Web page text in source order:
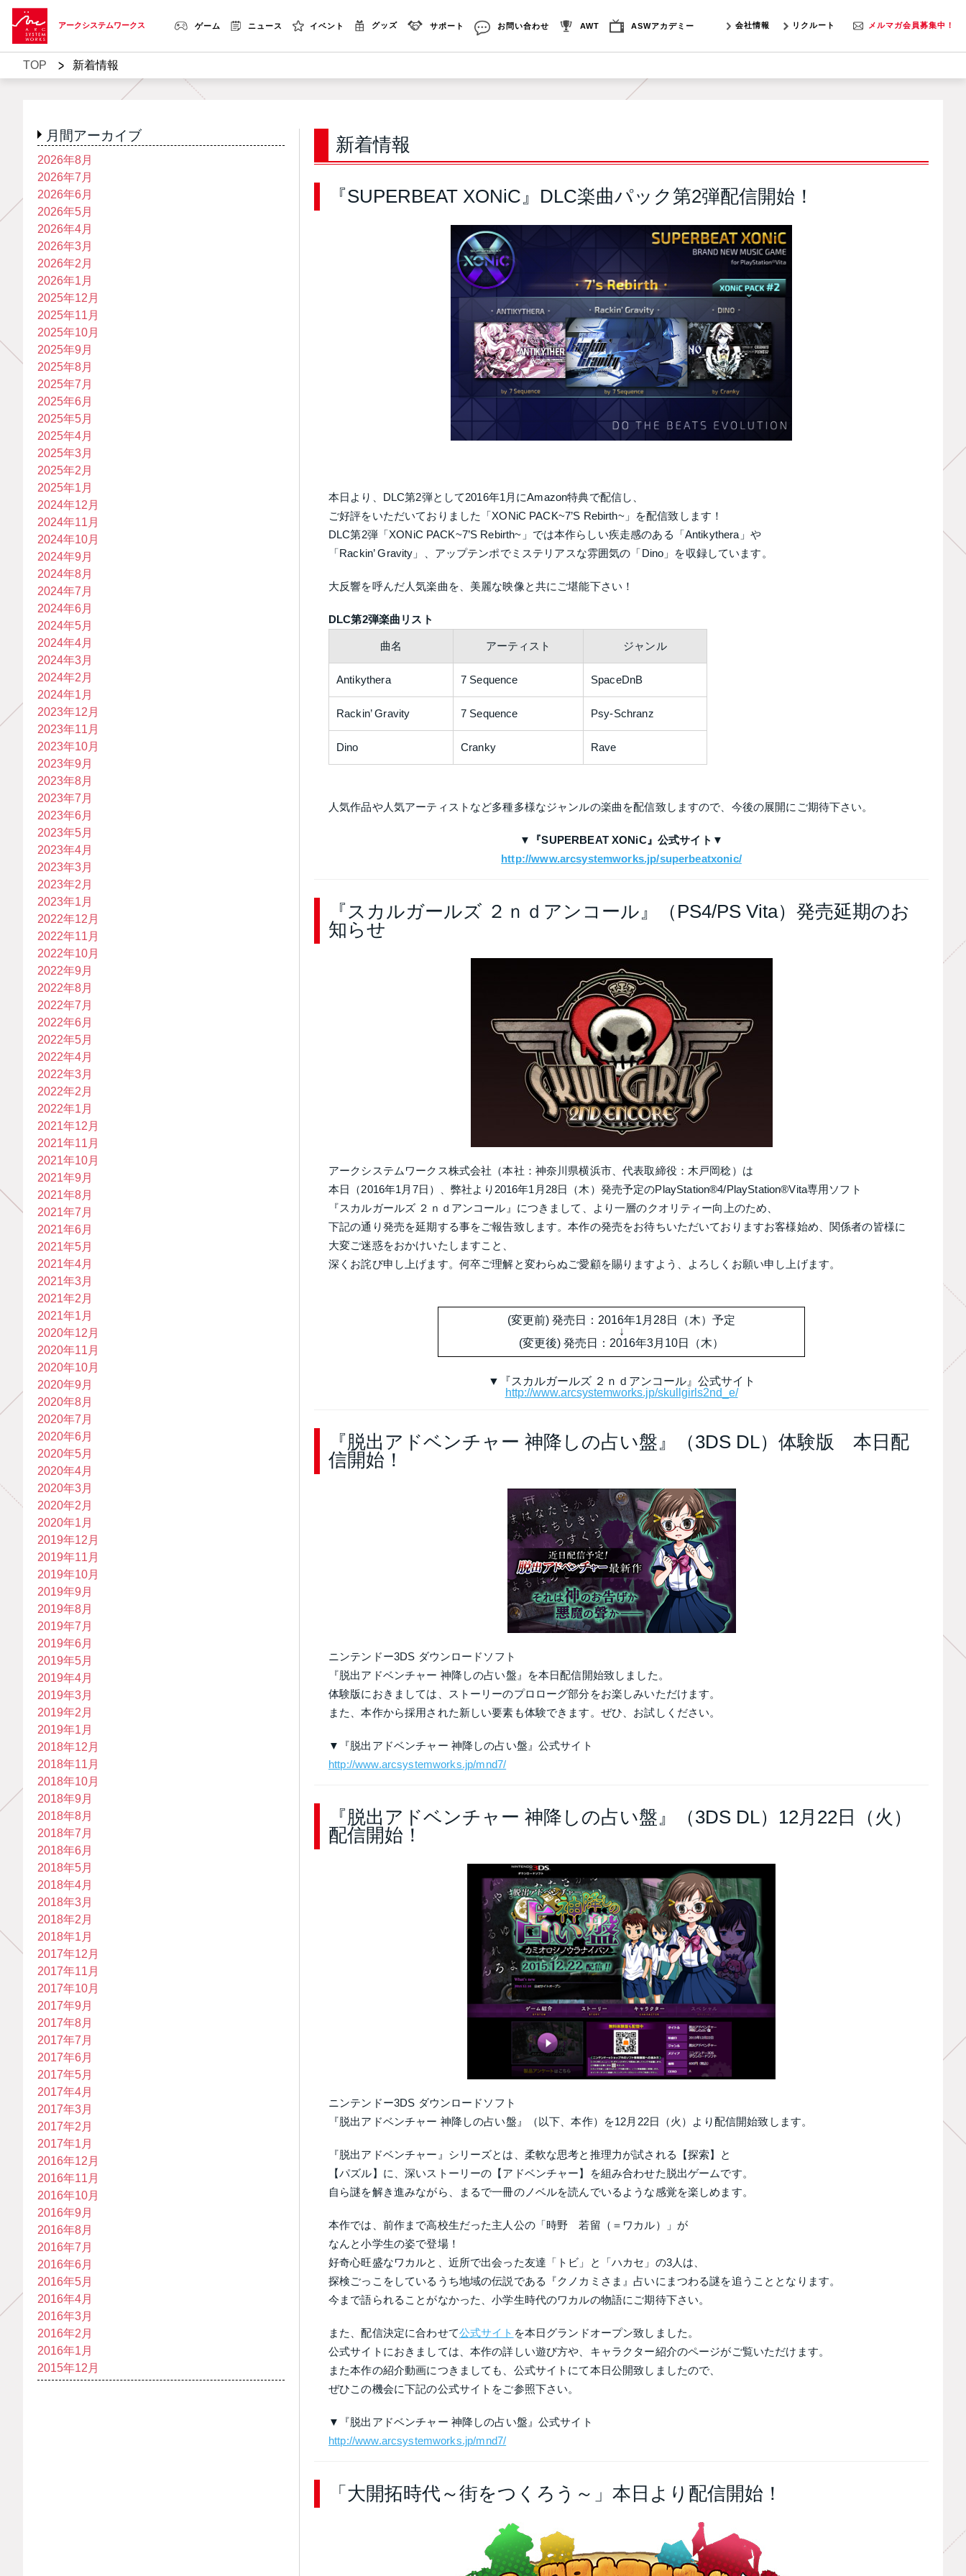
アークシステムワークス ゲーム ニュース イベント グッズ サポート お問い合わせ AWT ASWアカデミー 会社情報 リクルート メルマガ会員募集中！
TOP > 新着情報
月間アーカイブ
2026年8月
2026年7月
2026年6月
2026年5月
2026年4月
2026年3月
2026年2月
2026年1月
2025年12月
2025年11月
2025年10月
2025年9月
2025年8月
2025年7月
2025年6月
2025年5月
2025年4月
2025年3月
2025年2月
2025年1月
2024年12月
2024年11月
2024年10月
2024年9月
2024年8月
2024年7月
2024年6月
2024年5月
2024年4月
2024年3月
2024年2月
2024年1月
2023年12月
2023年11月
2023年10月
2023年9月
2023年8月
2023年7月
2023年6月
2023年5月
2023年4月
2023年3月
2023年2月
2023年1月
2022年12月
2022年11月
2022年10月
2022年9月
2022年8月
2022年7月
2022年6月
2022年5月
2022年4月
2022年3月
2022年2月
2022年1月
2021年12月
2021年11月
2021年10月
2021年9月
2021年8月
2021年7月
2021年6月
2021年5月
2021年4月
2021年3月
2021年2月
2021年1月
2020年12月
2020年11月
2020年10月
2020年9月
2020年8月
2020年7月
2020年6月
2020年5月
2020年4月
2020年3月
2020年2月
2020年1月
2019年12月
2019年11月
2019年10月
2019年9月
2019年8月
2019年7月
2019年6月
2019年5月
2019年4月
2019年3月
2019年2月
2019年1月
2018年12月
2018年11月
2018年10月
2018年9月
2018年8月
2018年7月
2018年6月
2018年5月
2018年4月
2018年3月
2018年2月
2018年1月
2017年12月
2017年11月
2017年10月
2017年9月
2017年8月
2017年7月
2017年6月
2017年5月
2017年4月
2017年3月
2017年2月
2017年1月
2016年12月
2016年11月
2016年10月
2016年9月
2016年8月
2016年7月
2016年6月
2016年5月
2016年4月
2016年3月
2016年2月
2016年1月
2015年12月
新着情報
『SUPERBEAT XONiC』DLC楽曲パック第2弾配信開始！
本日より、DLC第2弾として2016年1月にAmazon特典で配信し、
ご好評をいただいておりました「XONiC PACK~7’S Rebirth~」を配信致します！
DLC第2弾「XONiC PACK~7’S Rebirth~」では本作らしい疾走感のある「Antikythera」や
「Rackin’ Gravity」、アップテンポでミステリアスな雰囲気の「Dino」を収録しています。
大反響を呼んだ人気楽曲を、美麗な映像と共にご堪能下さい！
DLC第2弾楽曲リスト
曲名 アーティスト ジャンル
Antikythera 7 Sequence SpaceDnB
Rackin’ Gravity 7 Sequence Psy-Schranz
Dino Cranky Rave
人気作品や人気アーティストなど多種多様なジャンルの楽曲を配信致しますので、今後の展開にご期待下さい。
▼『SUPERBEAT XONiC』公式サイト▼
http://www.arcsystemworks.jp/superbeatxonic/
『スカルガールズ ２ｎｄアンコール』（PS4/PS Vita）発売延期のお
知らせ
アークシステムワークス株式会社（本社：神奈川県横浜市、代表取締役：木戸岡稔）は
本日（2016年1月7日）、弊社より2016年1月28日（木）発売予定のPlayStation®4/PlayStation®Vita専用ソフト
『スカルガールズ ２ｎｄアンコール』につきまして、より一層のクオリティー向上のため、
下記の通り発売を延期する事をご報告致します。本作の発売をお待ちいただいておりますお客様始め、関係者の皆様に
大変ご迷惑をおかけいたしますこと、
深くお詫び申し上げます。何卒ご理解と変わらぬご愛顧を賜りますよう、よろしくお願い申し上げます。
(変更前) 発売日：2016年1月28日（木）予定
↓
(変更後) 発売日：2016年3月10日（木）
▼『スカルガールズ ２ｎｄアンコール』公式サイト
http://www.arcsystemworks.jp/skullgirls2nd_e/
『脱出アドベンチャー 神降しの占い盤』（3DS DL）体験版 本日配
信開始！
ニンテンドー3DS ダウンロードソフト
『脱出アドベンチャー 神降しの占い盤』
を本日配信開始致しました。
体験版におきましては、ストーリーのプロローグ部分をお楽しみいただけます。
また、本作から採用された新しい要素も体験できます。ぜひ、お試しください。
▼『脱出アドベンチャー 神降しの占い盤』公式サイト
http://www.arcsystemworks.jp/mnd7/
『脱出アドベンチャー 神降しの占い盤』（3DS DL）12月22日（火）
配信開始！
ニンテンドー3DS ダウンロードソフト
『脱出アドベンチャー 神降しの占い盤』
（以下、本作）を12月22日（火）より配信開始致します。
『脱出アドベンチャー』シリーズとは、柔軟な思考と推理力が試される【探索】と
【パズル】に、深いストーリーの【アドベンチャー】を組み合わせた脱出ゲームです。
自ら謎を解き進みながら、まるで一冊のノベルを読んでいるような感覚を楽しめます。
本作では、前作まで高校生だった主人公の「時野 若留（＝ワカル）」が
なんと小学生の姿で登場！
好奇心旺盛なワカルと、近所で出会った友達「トビ」と「ハカセ」の3人は、
探検ごっこをしているうち地域の伝説である『クノカミさま』占いにまつわる謎を追うこととなります。
今まで語られることがなかった、小学生時代のワカルの物語にご期待下さい。
また、配信決定に合わせて公式サイト を本日グランドオープン致しました。
公式サイトにおきましては、本作の詳しい遊び方や、キャラクター紹介のページがご覧いただけます。
また本作の紹介動画につきましても、公式サイトにて本日公開致しましたので、
ぜひこの機会に下記の公式サイトをご参照下さい。
▼『脱出アドベンチャー 神降しの占い盤』公式サイト
http://www.arcsystemworks.jp/mnd7/
「大開拓時代～街をつくろう～」本日より配信開始！